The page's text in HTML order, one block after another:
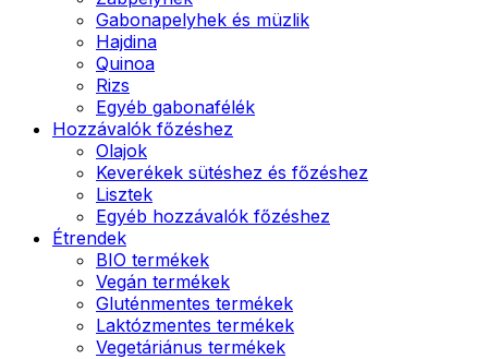
Gabonapelyhek és müzlik
Hajdina
Quinoa
Rizs
Egyéb gabonafélék
Hozzávalók főzéshez
Olajok
Keverékek sütéshez és főzéshez
Lisztek
Egyéb hozzávalók főzéshez
Étrendek
BIO termékek
Vegán termékek
Gluténmentes termékek
Laktózmentes termékek
Vegetáriánus termékek